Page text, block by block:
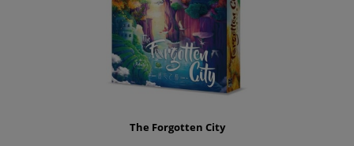
The Forgotten City